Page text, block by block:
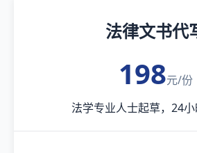
法律文书代
198元/份
法学专业人士起草，24